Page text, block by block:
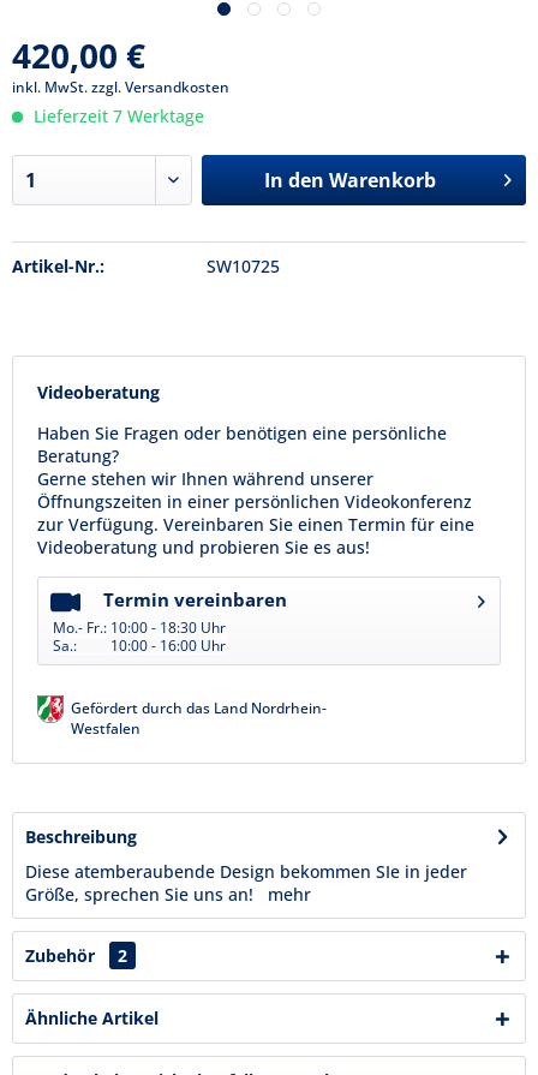
420,00 €
inkl. MwSt.zzgl. Versandkosten
Lieferzeit 7 Werktage
In den Warenkorb
Artikel-Nr.: SW10725
Videoberatung
Haben Sie Fragen oder benötigen eine persönliche
Beratung?
Gerne stehen wir Ihnen während unserer
Öffnungszeiten in einer persönlichen Videokonferenz
zur Verfügung. Vereinbaren Sie einen Termin für eine
Videoberatung und probieren Sie es aus!
Termin vereinbaren
Mo.- Fr.: 10:00 - 18:30 Uhr
Sa.:
10:00 - 16:00 Uhr
Gefördert durch das Land Nordrhein-
Westfalen
Beschreibung
Diese atemberaubende Design bekommen SIe in jeder
Größe, sprechen Sie uns an! mehr
Zubehör 2
Ähnliche Artikel